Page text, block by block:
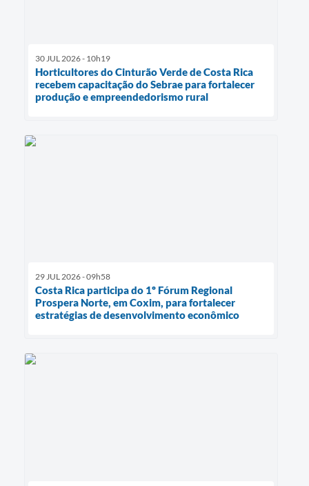
30 JUL 2026 - 10h19
Horticultores do Cinturão Verde de Costa Rica
recebem capacitação do Sebrae para fortalecer
produção e empreendedorismo rural
29 JUL 2026 - 09h58
Costa Rica participa do 1º Fórum Regional
Prospera Norte, em Coxim, para fortalecer
estratégias de desenvolvimento econômico